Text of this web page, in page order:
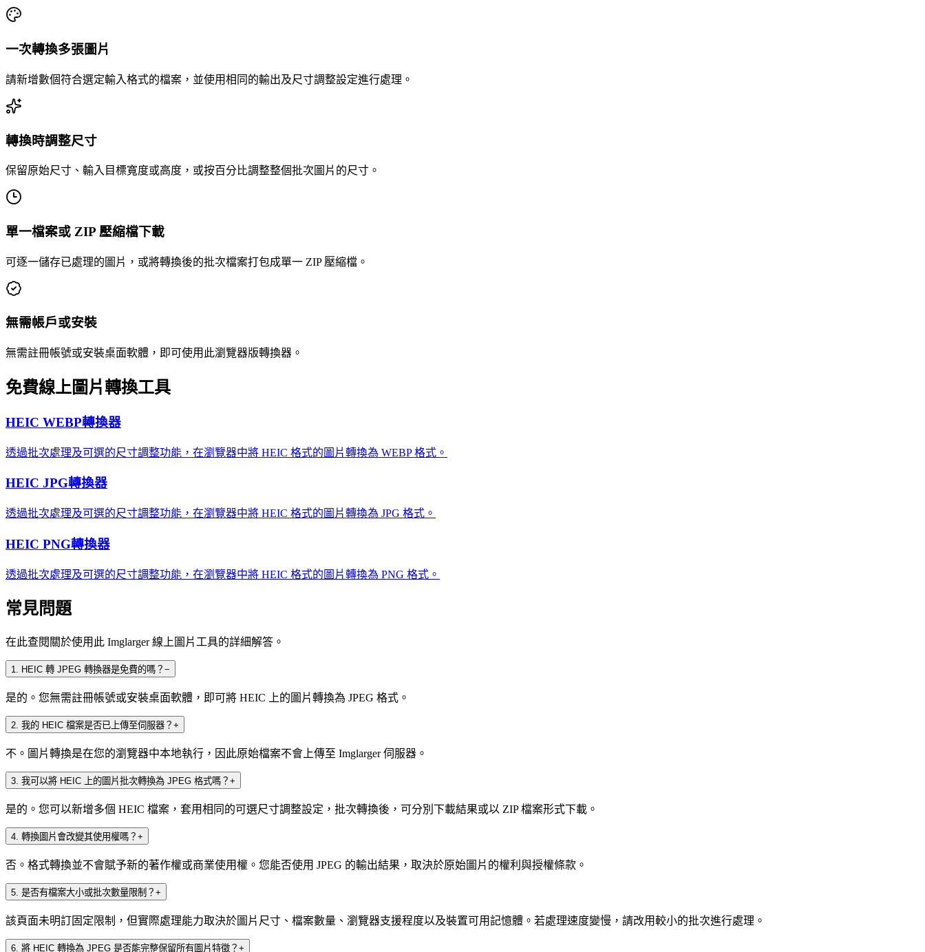
一次轉換多張圖片
請新增數個符合選定輸入格式的檔案，並使用相同的輸出及尺寸調整設定進行處理。
轉換時調整尺寸
保留原始尺寸、輸入目標寬度或高度，或按百分比調整整個批次圖片的尺寸。
單一檔案或 ZIP 壓縮檔下載
可逐一儲存已處理的圖片，或將轉換後的批次檔案打包成單一 ZIP 壓縮檔。
無需帳戶或安裝
無需註冊帳號或安裝桌面軟體，即可使用此瀏覽器版轉換器。
免費線上圖片轉換工具
HEIC WEBP轉換器
透過批次處理及可選的尺寸調整功能，在瀏覽器中將 HEIC 格式的圖片轉換為 WEBP 格式。
HEIC JPG轉換器
透過批次處理及可選的尺寸調整功能，在瀏覽器中將 HEIC 格式的圖片轉換為 JPG 格式。
HEIC PNG轉換器
透過批次處理及可選的尺寸調整功能，在瀏覽器中將 HEIC 格式的圖片轉換為 PNG 格式。
常見問題
在此查閱關於使用此 Imglarger 線上圖片工具的詳細解答。
1. HEIC 轉 JPEG 轉換器是免費的嗎？ −
是的。您無需註冊帳號或安裝桌面軟體，即可將 HEIC 上的圖片轉換為 JPEG 格式。
2. 我的 HEIC 檔案是否已上傳至伺服器？ +
不。圖片轉換是在您的瀏覽器中本地執行，因此原始檔案不會上傳至 Imglarger 伺服器。
3. 我可以將 HEIC 上的圖片批次轉換為 JPEG 格式嗎？ +
是的。您可以新增多個 HEIC 檔案，套用相同的可選尺寸調整設定，批次轉換後，可分別下載結果或以 ZIP 檔案形式下載。
4. 轉換圖片會改變其使用權嗎？ +
否。格式轉換並不會賦予新的著作權或商業使用權。您能否使用 JPEG 的輸出結果，取決於原始圖片的權利與授權條款。
5. 是否有檔案大小或批次數量限制？ +
該頁面未明訂固定限制，但實際處理能力取決於圖片尺寸、檔案數量、瀏覽器支援程度以及裝置可用記憶體。若處理速度變慢，請改用較小的批次進行處理。
6. 將 HEIC 轉換為 JPEG 是否能完整保留所有圖片特徵？ +